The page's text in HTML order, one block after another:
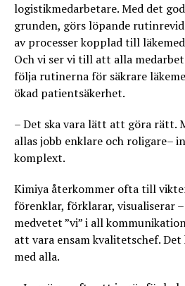
logistikmedarbetare. Med det
grunden, görs löpande
av processer kopplad till
Och vi ser vi till att alla
följa rutinerna för säkrare
ökad patientsäkerhet.
– Det ska vara lätt att göra rätt.
allas jobb enklare och roligare–
komplext.
Kimiya återkommer ofta till
förenklar, förklarar, visualiserar
medvetet ”vi” i all
att vara ensam kvalitetschef.
med alla.